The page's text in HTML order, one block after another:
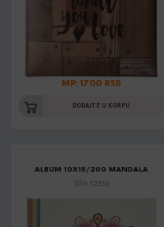
MP: 1700 RSD
DODAJTE U KORPU
ALBUM 10X15/200 MANDALA
Šifra: K2959